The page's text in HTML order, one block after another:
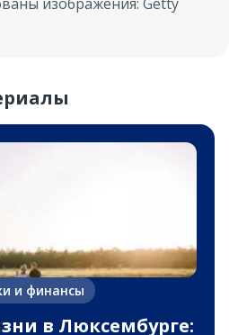
и финансы
в Люксембурге: